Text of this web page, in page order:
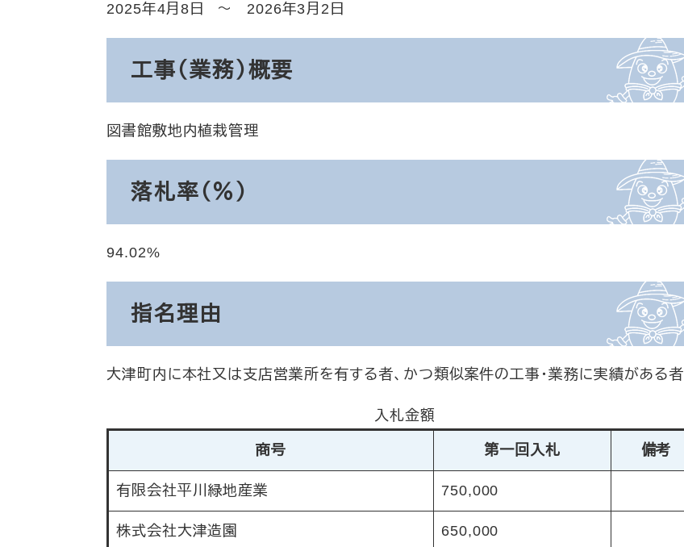
2025年4月8日 2026年3月2日
工事（業務）概要
図書館敷地内植栽管理
落札率（％）
94.02
指名理由
大津町内に本社又は支店営業所を有する者、かつ類似案件の工事・業務に実績がある者
入札金額
商号 第一回入札 備考
有限会社平川緑地産業 750,000
株式会社大津造園 650,000